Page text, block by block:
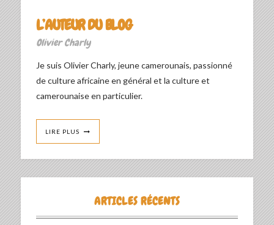
L’AUTEUR DU BLOG
Olivier Charly
Je suis Olivier Charly, jeune camerounais, passionné
de culture africaine en général et la culture et
camerounaise en particulier.
LIRE PLUS
ARTICLES RÉCENTS